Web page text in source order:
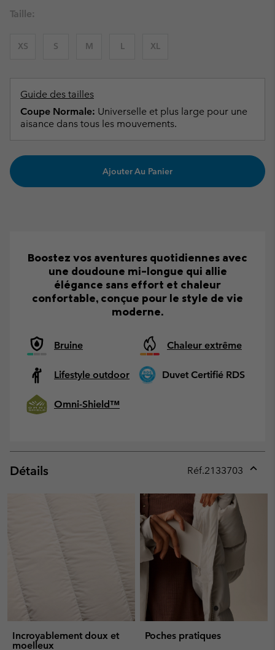
Taille:
XS S M L XL
Guide des tailles
Coupe Normale: Universelle et plus large pour une
aisance dans tous les mouvements.
Ajouter Au Panier
Boostez vos aventures quotidiennes avec
une doudoune mi-longue qui allie
élégance sans effort et chaleur
confortable, conçue pour le style de vie
moderne.
Bruine Chaleur extrême
Lifestyle outdoor Duvet Certifié RDS
Omni-Shield™
Détails Réf.2133703
or
Incroyablement doux et
moelleux
Poches pratiques